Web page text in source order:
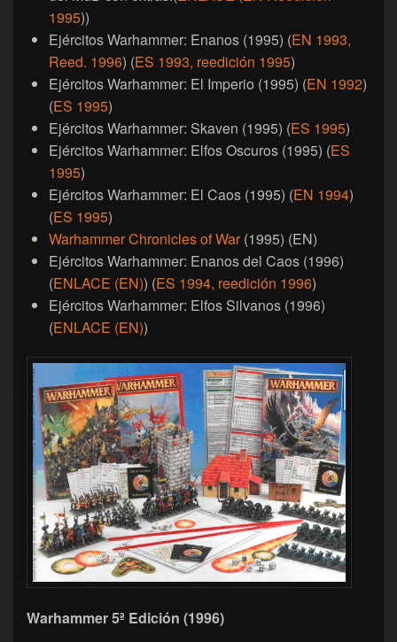
1995))
Ejércitos Warhammer: Enanos (1995) (EN 1993,
Reed. 1996) (ES 1993, reedición 1995)
Ejércitos Warhammer: El Imperio (1995) (EN 1992)
(ES 1995)
Ejércitos Warhammer: Skaven (1995) (ES 1995)
Ejércitos Warhammer: Elfos Oscuros (1995) (ES
1995)
Ejércitos Warhammer: El Caos (1995) (EN 1994)
(ES 1995)
Warhammer Chronicles of War(1995) (EN)
Ejércitos Warhammer: Enanos del Caos (1996)
(ENLACE (EN)) (ES 1994, reedición 1996)
Ejércitos Warhammer: Elfos Silvanos (1996)
(ENLACE (EN))
Warhammer 5ª Edición (1996)